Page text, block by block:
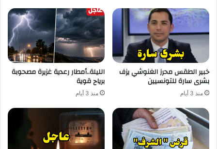
خبير الطقس محرز الغنوشي يزف
بشرى سارة للتونسيين
منذ 3 أيام
الليلة..أمطار رعدية غزيرة مصحوبة
برياح قوية
منذ 3 أيام